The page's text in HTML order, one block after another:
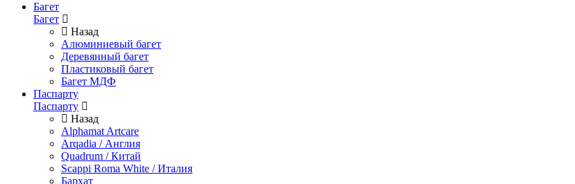
Багет
Багет
Назад
Алюминиевый багет
Деревянный багет
Пластиковый багет
Багет МДФ
Паспарту
Паспарту
Назад
Alphamat Artcare
Arqadia / Англия
Quadrum / Китай
Scappi Roma White / Италия
Бархат